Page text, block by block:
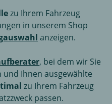
zu Ihrem Fahrzeug
in unserem Shop
anzeigen.
, bei dem wir Sie
Ihnen ausgewählte
zu Ihrem Fahrzeug
passen.